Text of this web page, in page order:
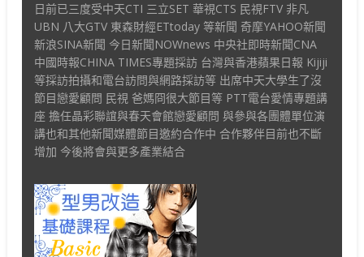
日前已三度受中天CTI 三立SET 華視CTS 民視FTV 非凡
UBN 八大GTV 東森財經ETtoday 等新聞 奇摩YAHOO新聞
新浪SINA新聞 今日新聞NOWnews 中央社即時新聞CNA
中國時報CHINA TIMES專題採訪 台灣與香港蘋果日報 Kijiji
等採訪拍攝和電台訪問與網路採訪等 出席中天大學生了沒
節目戀愛顧問 民視 爸媽冏很大節目等 PTT電台愛情專題講
座 擔任晶彩聯誼與春天會館戀愛顧問 與參與各團體單位演
講也和其他新聞媒體節目邀約合作中 合作夥伴目前也不斷
增加 今後將會與更多產業結合